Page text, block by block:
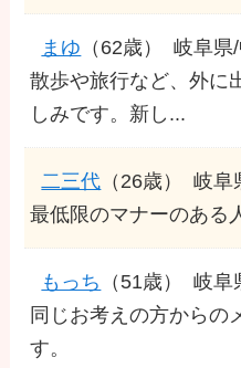
まゆ （62歳）
岐阜県
散歩や旅行など、外に
しみです。新し...
二三代 （26歳）
岐阜
最低限のマナーのある
もっち （51歳）
岐阜
同じお考えの方からの
す。